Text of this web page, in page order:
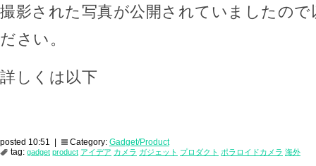
撮影された写真が公開されていましたの
ださい。
詳しくは以下
posted 10:51 | Category: Gadget/Product
tag: gadget product アイデア カメラ ガジェット プロダクト ポラロイドカメラ 海外